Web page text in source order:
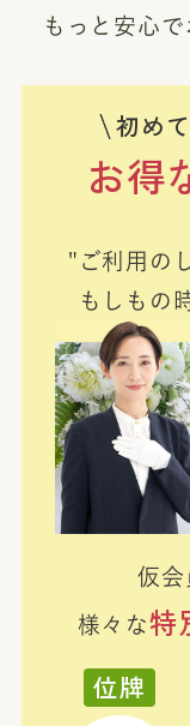
もっと安心
初め
お得
"ご利用の
もしもの
仮会
様々な特
位牌